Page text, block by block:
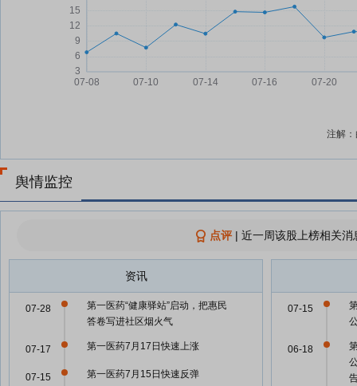
注解
舆情监控
点评| 近一周该股上榜相关
资讯
第一医药“健康驿站”启动，把惠民
答卷写进社区烟火气
07-28
第一医药7月17日快速上涨
07-17
第一医药7月15日快速反弹
07-15
07-15
06-18